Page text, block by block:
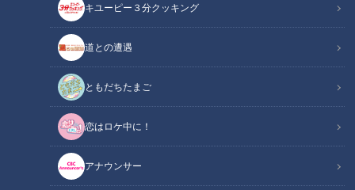
キユーピー３分クッキング
道との遭遇
ともだちたまご
恋はロケ中に！
アナウンサー
CBCテレビ『道との遭遇』
この記事の画像 （全6枚）